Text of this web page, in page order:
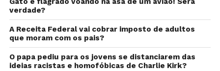
verdade?
A Receita Federal vai cobrar imposto de adultos
que moram com os pais?
O papa pediu para os jovens se distanciarem das
ideias racistas e homofóbicas de Charlie Kirk?